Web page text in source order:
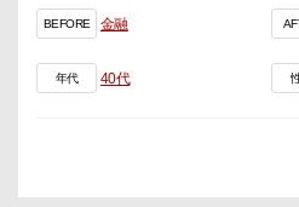
BEFORE 金融
年代 40代